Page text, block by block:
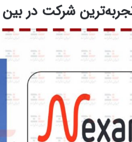
شرکت در بین